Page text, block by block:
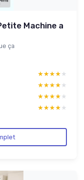
Machine a
ça
★★★★★
★★★★★
★★★★★
★★★★★
★★★★★
★★★★★
★★★★★
★★★★★